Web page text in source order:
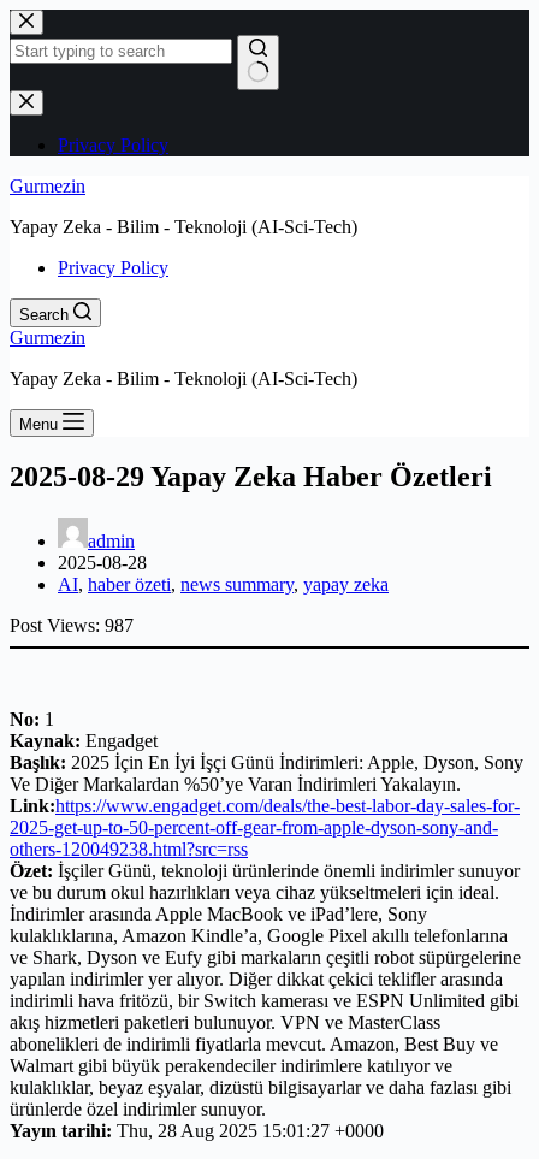
Skip
to
content
No
results
Privacy Policy
Gurmezin
Yapay Zeka - Bilim - Teknoloji (AI-Sci-Tech)
Privacy Policy
Search
Gurmezin
Yapay Zeka - Bilim - Teknoloji (AI-Sci-Tech)
Menu
2025-08-29 Yapay Zeka Haber Özetleri
admin
2025-08-28
AI, haber özeti, news summary, yapay zeka
Post Views: 987
No: 1
Kaynak: Engadget
Başlık: 2025 İçin En İyi İşçi Günü İndirimleri: Apple, Dyson, Sony
Ve Diğer Markalardan %50’ye Varan İndirimleri Yakalayın.
Link:https://www.engadget.com/deals/the-best-labor-day-sales-for-
2025-get-up-to-50-percent-off-gear-from-apple-dyson-sony-and-
others-120049238.html?src=rss
Özet: İşçiler Günü, teknoloji ürünlerinde önemli indirimler sunuyor
ve bu durum okul hazırlıkları veya cihaz yükseltmeleri için ideal.
İndirimler arasında Apple MacBook ve iPad’lere, Sony
kulaklıklarına, Amazon Kindle’a, Google Pixel akıllı telefonlarına
ve Shark, Dyson ve Eufy gibi markaların çeşitli robot süpürgelerine
yapılan indirimler yer alıyor. Diğer dikkat çekici teklifler arasında
indirimli hava fritözü, bir Switch kamerası ve ESPN Unlimited gibi
akış hizmetleri paketleri bulunuyor. VPN ve MasterClass
abonelikleri de indirimli fiyatlarla mevcut. Amazon, Best Buy ve
Walmart gibi büyük perakendeciler indirimlere katılıyor ve
kulaklıklar, beyaz eşyalar, dizüstü bilgisayarlar ve daha fazlası gibi
ürünlerde özel indirimler sunuyor.
Yayın tarihi: Thu, 28 Aug 2025 15:01:27 +0000